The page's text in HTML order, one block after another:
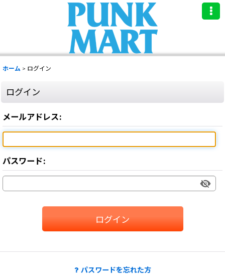
ホーム > ログイン
ログイン
メールアドレス:
パスワード:
ログイン
パスワードを忘れた方